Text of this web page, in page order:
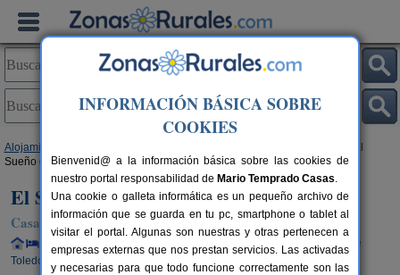
Alojamientos
Sueño de Lucrecia
El Sueño de Lucrecia
Casa Rural en Villarrubia de Santiago (Toledo)
Alquiler completo y por habitaciones 16+3 plazas
65 km de
Toledo
INFORMACIÓN BÁSICA SOBRE
COOKIES
Bienvenid@ a la información básica sobre las cookies de
nuestro portal responsabilidad de Mario Temprado Casas.
Una cookie o galleta informática es un pequeño archivo de
información que se guarda en tu pc, smartphone o tablet al
visitar el portal. Algunas son nuestras y otras pertenecen a
empresas externas que nos prestan servicios. Las activadas
y necesarias para que todo funcione correctamente son las